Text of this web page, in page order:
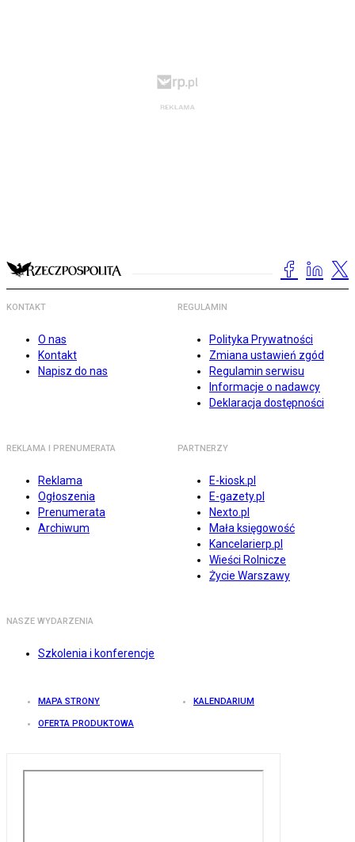
KONTAKT
O nas
Kontakt
Napisz do nas
REGULAMIN
Polityka Prywatności
Zmiana ustawień zgód
Regulamin serwisu
Informacje o nadawcy
Deklaracja dostępności
REKLAMA I PRENUMERATA
Reklama
Ogłoszenia
Prenumerata
Archiwum
PARTNERZY
E-kiosk.pl
E-gazety.pl
Nexto.pl
Mała księgowość
Kancelarierp.pl
Wieści Rolnicze
Życie Warszawy
NASZE WYDARZENIA
Szkolenia i konferencje
MAPA STRONY KALENDARIUM
OFERTA PRODUKTOWA